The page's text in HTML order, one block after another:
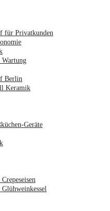
für Privatkunden
Wartung
Berlin
Keramik
Geräte